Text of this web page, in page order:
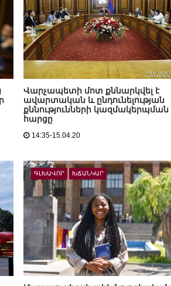
Վարչապետի մոտ քննարկվել է
ավարտական և ընդունելության
քննությունների կազմակերպման
հարցը
14:35-15.04.20
ԳԼԽԱՎՈՐ ԽՃԱՆԿԱՐ